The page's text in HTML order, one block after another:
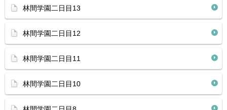
林間学園二日目13
林間学園二日目12
林間学園二日目11
林間学園二日目10